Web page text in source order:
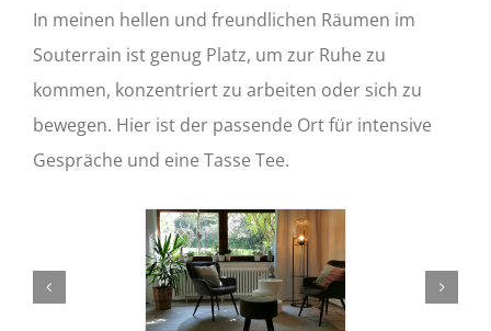
In meinen hellen und freundlichen Räumen im
Souterrain ist genug Platz, um zur Ruhe zu
kommen, konzentriert zu arbeiten oder sich zu
bewegen. Hier ist der passende Ort für intensive
Gespräche und eine Tasse Tee.